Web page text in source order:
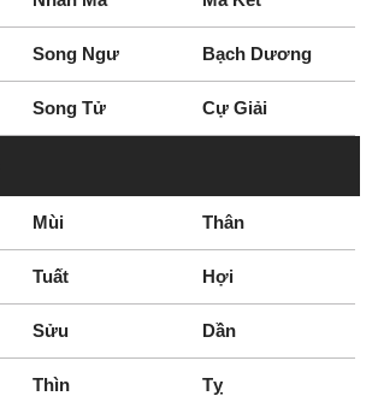
khấu
sân
CEO
Song Ngư Bạch Dương
Song Tử Cự Giải
Mùi Thân
Tuất Hợi
Sửu Dần
Thìn Tỵ